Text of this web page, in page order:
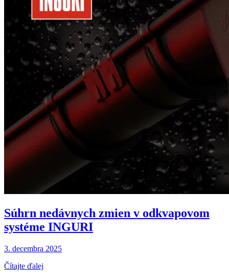
Súhrn nedávnych zmien v odkvapovom
systéme INGURI
3. decembra 2025
Čítajte ďalej